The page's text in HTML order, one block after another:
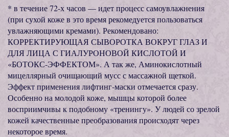
* в течение 72-х часов — идет процесс самоувлажнения
(при сухой коже в это время рекомедуется пользоваться
увлажняющими кремами). Рекомендовано:
КОРРЕКТИРУЮЩАЯ СЫВОРОТКА ВОКРУГ ГЛАЗ И
ДЛЯ ЛИЦА С ГИАЛУРОНОВОЙ КИСЛОТОЙ И
«БОТОКС-ЭФФЕКТОМ». А так же, Аминокислотный
мицеллярный очищающий мусс с массажной щеткой.
Эффект применения лифтинг-маски отмечается сразу.
Особенно на молодой коже, мышцы которой более
восприимчивы к подобному «тренингу». У людей со зрелой
кожей качественные преобразования происходят через
некоторое время.